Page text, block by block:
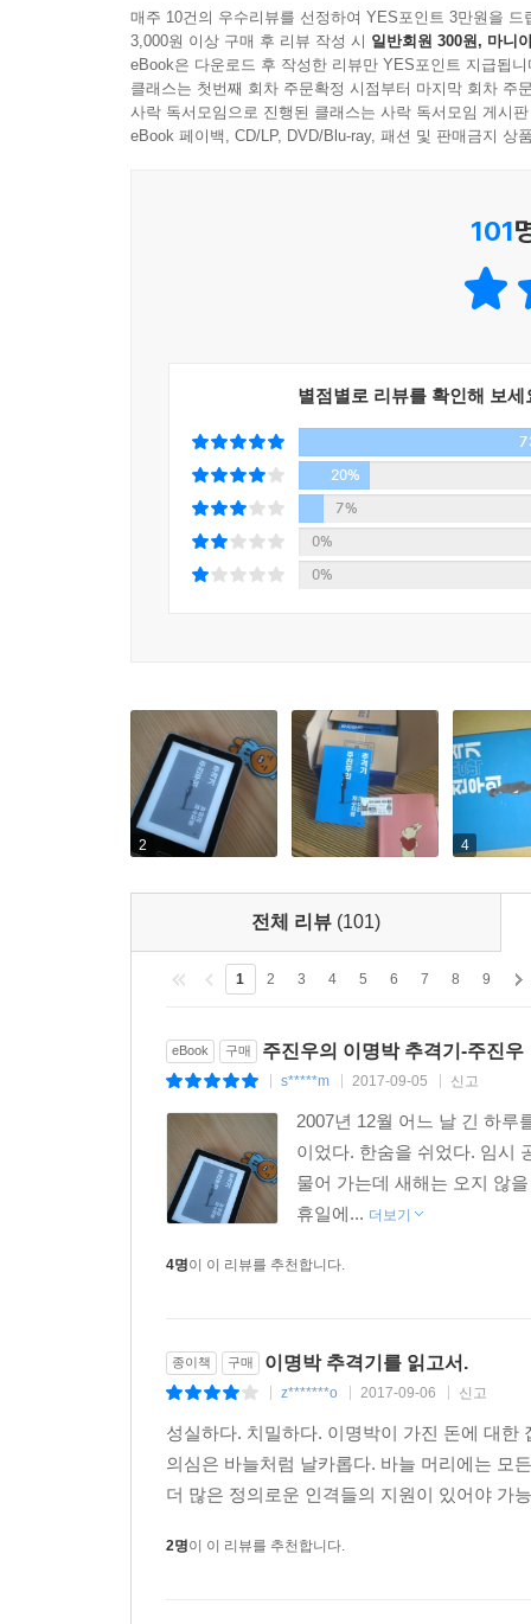
이명박이나 그 일당이 주물럭거린 나랏돈은 캐
어떻게 숨겨졌는지 밝힌다. 또 그 일에 가담한 자들
부동산 편
○ 개발 예정지 땅을 사두었다가 시장 혹은 대통령
○ 대통령이 되기 전 대기업들에게는 공구를 다
저수지 목격자, 앤서니’)
자원외교 편
회사를 만들거나 인수한다. 그 회사에 돈벼락이
원하는 수치가 기재된 보고서를 얻는다. 외교부
한다. 땅을 판다. 원유?다이아몬드가 안 나온다.
그 돈들이 캐나다를 거친다. 캐나다를 주목해야
한 프로젝트에 투입된 사람들 중 윗대가리들은
탄탄대로다. 반대로 하위직에서 실무를 책임진 사
조폭 스타일’, ‘농협에서 생긴 일’, ‘당당한 농협 마
정보를 얻어내는 법
지성이면 감천, 정성을 다한다
_이명박 비자금 저수지 목격자, 앤서니
주진우 기자는 어떻게 앤서니를 1백 번 만났을까
‘그 자’를 잡을 수 없다면 우선 가장 가까운 사람
원세훈은 퇴임 후 여러 소송에 얽혀 여러 곳에 불
받아주지도 않으니까. 원세훈의 부인은 원세훈이
다들 알고 있다. 강한 부정은 긍정이라는 것을. (p.
정의감이 살아 있는 분들을 평소에 챙긴다. 평소
중요한 정보에 접근이 가능해진다. (p. 114, 125,
정보를 확인하는 법
_크로스체크, 그리고 결정적인 정보는 본인들이
국정원?검찰 통해 “나대지 말라”는 주의를 듣는다
매주 10건의 우수리뷰를 선정하여 YES포인트 3만원을 드
3,000원 이상 구매 후 리뷰 작성 시 일반회원 300원, 마니
eBook은 다운로드 후 작성한 리뷰만 YES포인트 지급됩니
클래스는 첫번째 회차 주문확정 시점부터 마지막 회차 주
사락 독서모임으로 진행된 클래스는 사락 독서모임 게시
eBook 페이백, CD/LP, DVD/Blu-ray, 패션 및 판매금지 상
101
별점별로 리뷰를 확인해 보세
20%
7%
0%
0%
2 4
전체 리뷰 (101)
1 2 3 4 5 6 7 8 9
eBook 구매 주진우의 이명박 추격기-주진우
s*****m 2017-09-05 신고
2007년 12월 어느 날 긴 하루
이었다. 한숨을 쉬었다. 임시
물어 가는데 새해는 오지 않
휴일에... 더보기
4명이 이 리뷰를 추천합니다.
종이책 구매 이명박 추격기를 읽고서.
z*******o 2017-09-06 신고
성실하다. 치밀하다. 이명박이 가진 돈에 대
의심은 바늘처럼 날카롭다. 바늘 머리에는 모
더 많은 정의로운 인격들의 지원이 있어야 가
2명이 이 리뷰를 추천합니다.